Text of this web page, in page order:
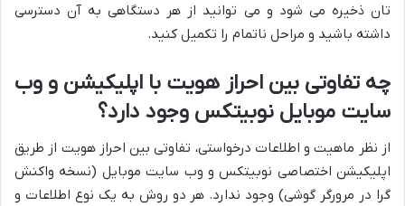
تان ذخیره می شود و می توانید از هر دستگاهی به آن دسترسی
داشته باشید و مراحل ناتمام را تکمیل کنید.
چه تفاوتی بین احراز هویت با اپلیکیشن و وب
سایت موبایل نوبیتکس وجود دارد؟
از نظر ماهیت و اطلاعات درخواستی، تفاوتی بین احراز هویت از طریق
اپلیکیشن اختصاصی نوبیتکس و وب سایت موبایل (نسخه واکنش
گرا در مرورگر گوشی) وجود ندارد. هر دو روش به یک نوع اطلاعات و